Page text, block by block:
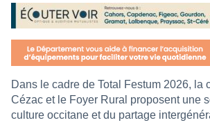
Dans le cadre de Total Festum 2026, la
Cézac et le Foyer Rural proposent une
culture occitane et du partage